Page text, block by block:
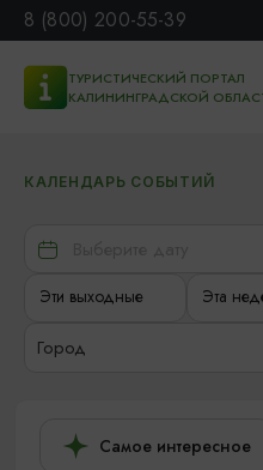
8 (800) 200-55-39
ТУРИСТИЧЕСКИЙ ПОРТАЛ
КАЛИНИНГРАДСКОЙ
КАЛЕНДАРЬ СОБЫТИЙ
Эти выходные Эта
Город
Самое интересное